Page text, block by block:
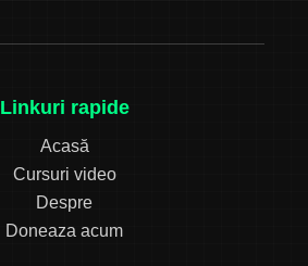
Linkuri rapide
Acasă
Cursuri video
Despre
Doneaza acum